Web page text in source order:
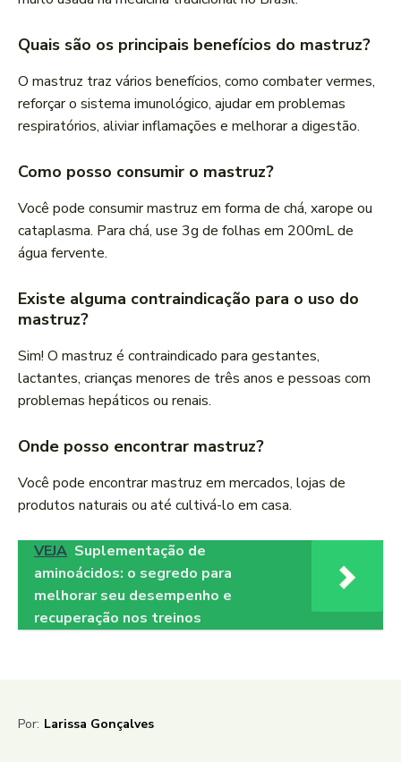
Quais são os principais benefícios do mastruz?
O mastruz traz vários benefícios, como combater vermes,
reforçar o sistema imunológico, ajudar em problemas
respiratórios, aliviar inflamações e melhorar a digestão.
Como posso consumir o mastruz?
Você pode consumir mastruz em forma de chá, xarope ou
cataplasma. Para chá, use 3g de folhas em 200mL de
água fervente.
Existe alguma contraindicação para o uso do
mastruz?
Sim! O mastruz é contraindicado para gestantes,
lactantes, crianças menores de três anos e pessoas com
problemas hepáticos ou renais.
Onde posso encontrar mastruz?
Você pode encontrar mastruz em mercados, lojas de
produtos naturais ou até cultivá-lo em casa.
VEJA Suplementação de
aminoácidos: o segredo para
melhorar seu desempenho e
recuperação nos treinos
Por: Larissa Gonçalves